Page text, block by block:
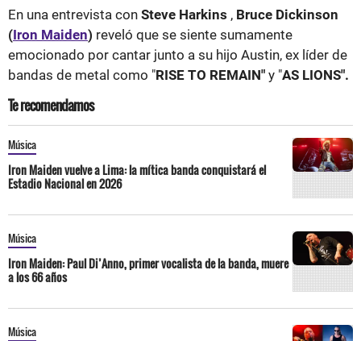
En una entrevista con Steve Harkins , Bruce Dickinson
(Iron Maiden) reveló que se siente sumamente
emocionado por cantar junto a su hijo Austin, ex líder de
bandas de metal como "RISE TO REMAIN" y "AS LIONS".
Te recomendamos
Música
Iron Maiden vuelve a Lima: la mítica banda conquistará el
Estadio Nacional en 2026
Música
Iron Maiden: Paul Di’Anno, primer vocalista de la banda, muere
a los 66 años
Música